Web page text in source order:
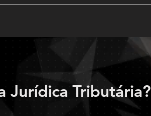
Jurídica Tributária?